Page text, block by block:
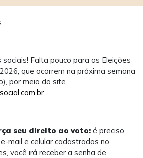
Falta pouco para as Eleições
que ocorrem na próxima semana
por meio do site
.
seu direito ao voto: é preciso
mail e celular cadastrados no
você irá receber a senha de